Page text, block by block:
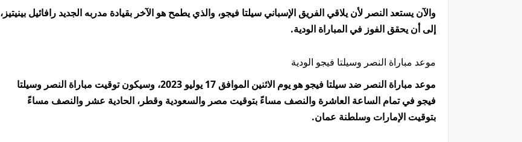
والآن يستعد النصر لأن يلاقي الفريق الإسباني سيلتا فيجو، والذي يطمح هو الآخر بقيادة مدربه الجديد رافائيل بينيتيز،
إلى أن يحقق الفوز في المباراة الودية.
موعد مباراة النصر وسيلتا فيجو الودية
موعد مباراة النصر ضد سيلتا فيجو هو يوم الاثنين الموافق 17 يوليو 2023، وسيكون توقيت مباراة النصر وسيلتا
فيجو في تمام الساعة العاشرة والنصف مساءً بتوقيت مصر والسعودية وقطر، الحادية عشر والنصف مساءً
بتوقيت الإمارات وسلطنة عمان.